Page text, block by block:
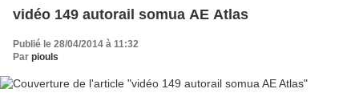
vidéo 149 autorail somua AE Atlas
Publié le 28/04/2014 à 11:32
Par piouls